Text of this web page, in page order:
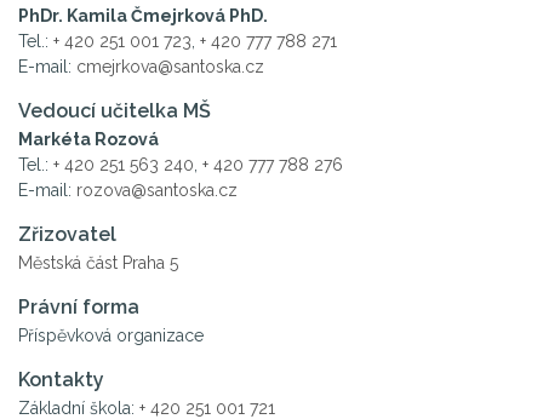
PhDr. Kamila Čmejrková PhD.
Tel.: + 420 251 001 723 + 420 777 788 271
E-mail: cmejrkova@santoska.cz
Vedoucí učitelka MŠ
Markéta Rozová
Tel.: + 420 251 563 240 + 420 777 788 276
E-mail: rozova@santoska.cz
Zřizovatel
Městská část Praha 5
Právní forma
Příspěvková organizace
Kontakty
Základní škola: + 420 251 001 721